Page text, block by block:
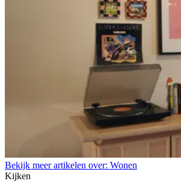
Bekijk meer artikelen over: Wonen
Kijken